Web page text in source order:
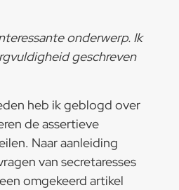
onderwerp. Ik
geschreven
heb ik geblogd over
de assertieve
Naar aanleiding
van secretaresses
omgekeerd artikel